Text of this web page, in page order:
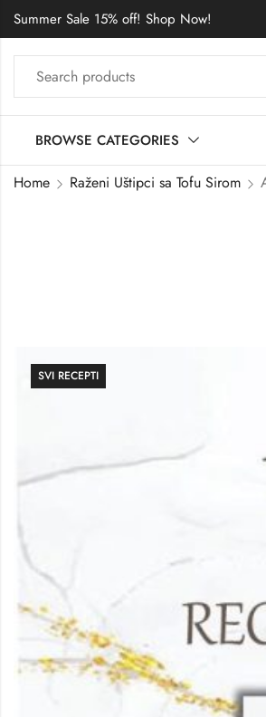
Summer Sale 15% off! Shop Now!
BROWSE CATEGORIES
Home Raženi Uštipci sa Tofu Sirom
SVI RECEPTI